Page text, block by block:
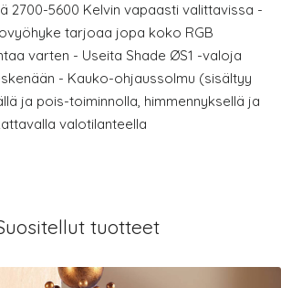
2700-5600 Kelvin vapaasti valittavissa -
tarjoaa jopa koko RGB
varten - Useita Shade ØS1 -valoja
- Kauko-ohjaussolmu (sisältyy
ja pois-toiminnolla, himmennyksellä ja
valotilanteella
tuotteet